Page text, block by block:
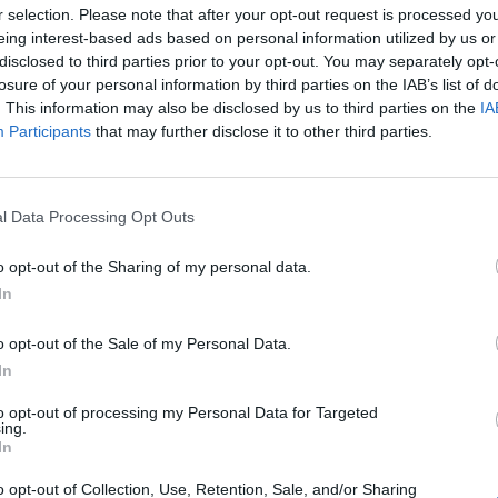
selection. Please note that after your opt-out request is processed
interest-based ads based on personal information utilized by us
to third parties prior to your opt-out. You may separately
of your personal information by third parties on the IAB’s list of
This information may also be disclosed by us to third parties on the
Participants that may further disclose it to other third parties.
Data Processing Opt Outs
opt-out of the Sharing of my personal data.
opt-out of the Sale of my Personal Data.
opt-out of processing my Personal Data for Targeted
opt-out of Collection, Use, Retention, Sale, and/or Sharing
a MÁV több mint négymilliárd forintos
A munkálatok célja a legforgalmasabb hazai
a Szerencs-Nyíregyháza közötti vonalak műszaki
a menetidő csökkenéséhez és a
írta Facebook-posztjában a közlekedési és
Forum 2026A hazai ingatlanpiac legnagyobb üzleti és
km/órás sebességű közlekedésre alkalmas vasútvonalak,
hálózat szinten tartására sem jutott elegendő forrás....
portfolio.hu hírarchívumához tartozik, melynek olvasása